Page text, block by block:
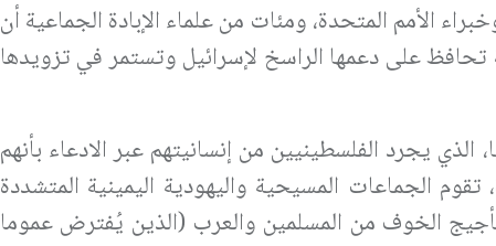
الأمم المتحدة، ومئات من علماء الإبادة الجماعية أن
تحافظ على دعمها الراسخ لإسرائيل وتستمر في تزويدها
يجرد الفلسطينيين من إنسانيتهم عبر الادعاء بأنهم
الجماعات المسيحية واليهودية اليمينية المتشددة
الخوف من المسلمين والعرب (الذين يُفترض عموما